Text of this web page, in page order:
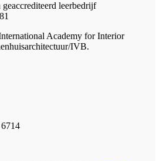
leerbedrijf
Academy for Interior
IVB.